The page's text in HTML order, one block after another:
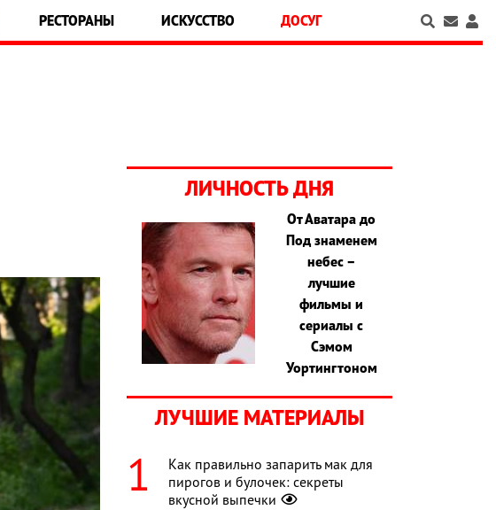
РЕСТОРАНЫ ИСКУССТВО ДОСУГ
ЛИЧНОСТЬ ДНЯ
От Аватара до
Под знаменем
небес –
лучшие
фильмы и
сериалы с
Сэмом
Уортингтоном
ЛУЧШИЕ МАТЕРИАЛЫ
Как правильно запарить мак для
пирогов и булочек: секреты
вкусной выпечки